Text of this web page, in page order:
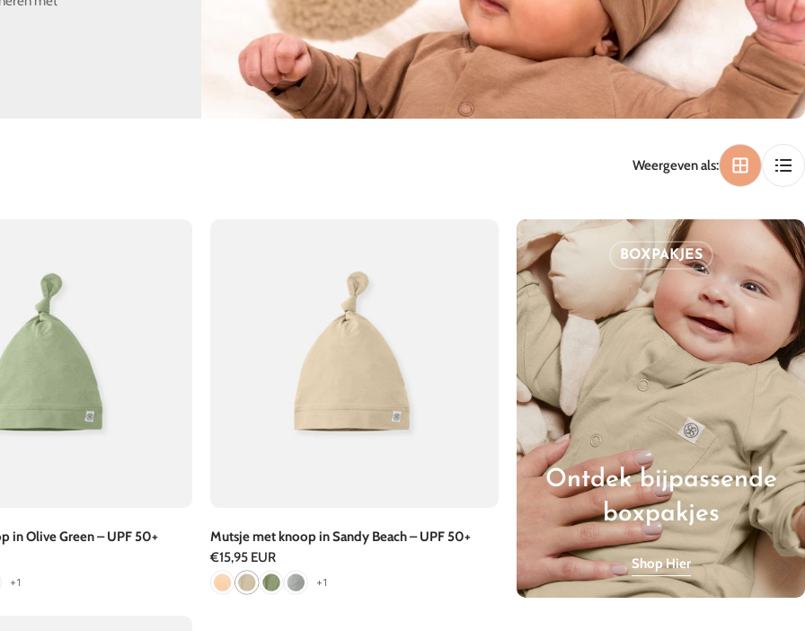
Weergeven als:
in Olive Green – UPF 50+
+1
Mutsje met knoop in Sandy Beach – UPF 50+
Normale
prijs
€15,95 EUR
+1
BOXPAKJES
Ontdek bijpassende
boxpakjes
Shop Hier